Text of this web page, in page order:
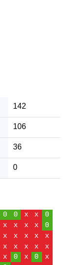
142
106
36
0
0 0 x x
0
x x x x
0
x x x x
x
x x x x
x
x 0 x 0
x